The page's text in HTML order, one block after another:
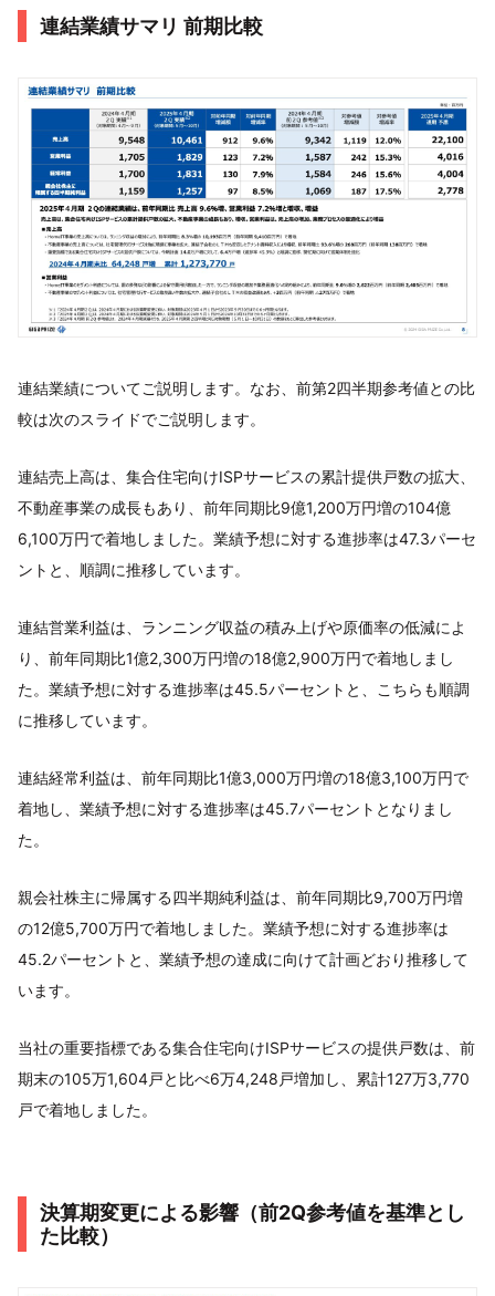
連結業績サマリ 前期比較
連結業績についてご説明します。なお、前第2四半期参考値との比
較は次のスライドでご説明します。
連結売上高は、集合住宅向けISPサービスの累計提供戸数の拡大、
不動産事業の成長もあり、前年同期比9億1,200万円増の104億
6,100万円で着地しました。業績予想に対する進捗率は47.3パーセ
ントと、順調に推移しています。
連結営業利益は、ランニング収益の積み上げや原価率の低減によ
り、前年同期比1億2,300万円増の18億2,900万円で着地しまし
た。業績予想に対する進捗率は45.5パーセントと、こちらも順調
に推移しています。
連結経常利益は、前年同期比1億3,000万円増の18億3,100万円で
着地し、業績予想に対する進捗率は45.7パーセントとなりまし
た。
親会社株主に帰属する四半期純利益は、前年同期比9,700万円増
の12億5,700万円で着地しました。業績予想に対する進捗率は
45.2パーセントと、業績予想の達成に向けて計画どおり推移して
います。
当社の重要指標である集合住宅向けISPサービスの提供戸数は、前
期末の105万1,604戸と比べ6万4,248戸増加し、累計127万3,770
戸で着地しました。
決算期変更による影響（前2Q参考値を基準とし
た比較）